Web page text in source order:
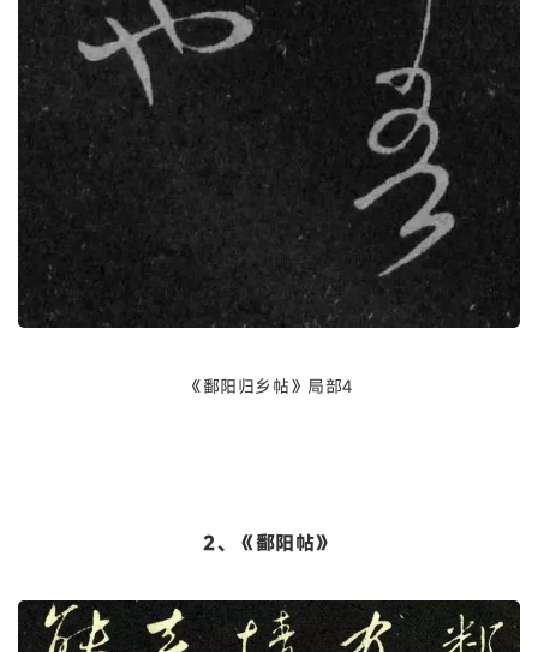
《鄱阳归乡帖》局部4
2、《鄱阳帖》